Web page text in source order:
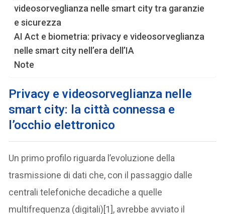
videosorveglianza nelle smart city tra garanzie
e sicurezza
AI Act e biometria: privacy e videosorveglianza
nelle smart city nell’era dell’IA
Note
Privacy e videosorveglianza nelle
smart city: la città connessa e
l’occhio elettronico
Un primo profilo riguarda l’evoluzione della
trasmissione di dati che, con il passaggio dalle
centrali telefoniche decadiche a quelle
multifrequenza (digitali)[1], avrebbe avviato il